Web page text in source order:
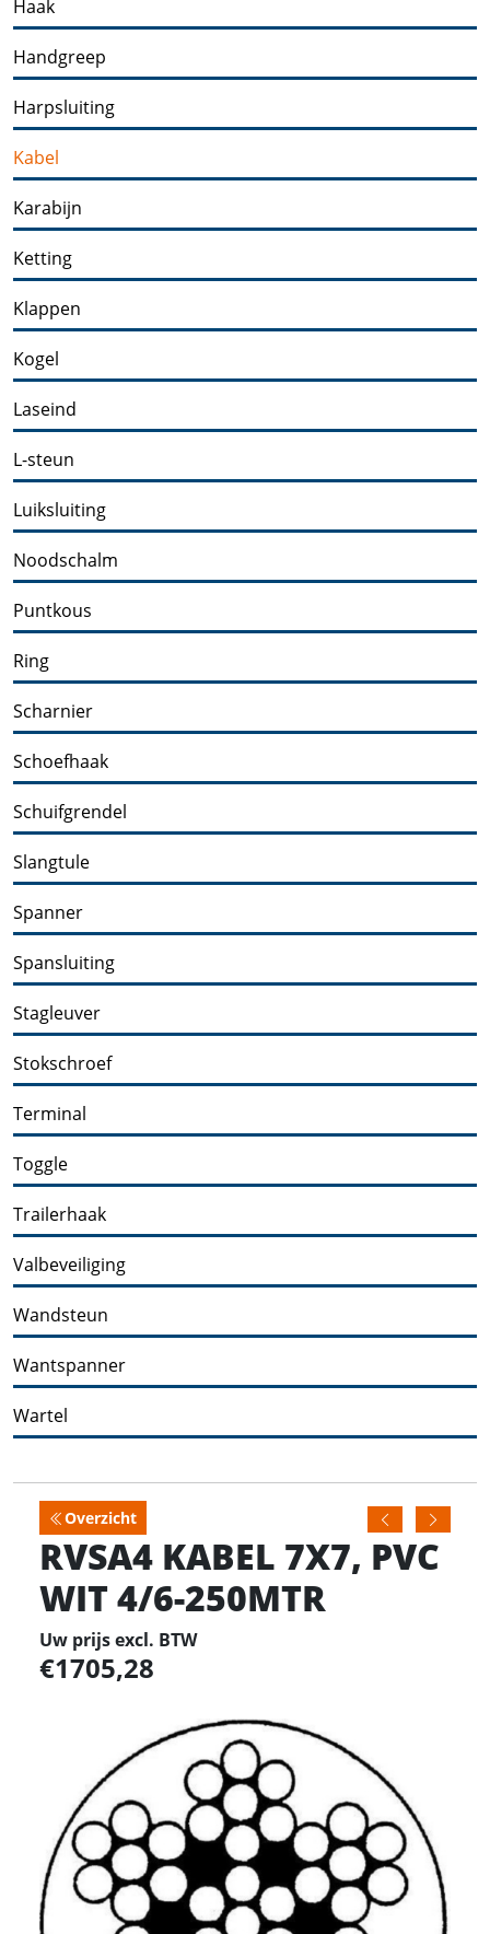
Haak
Handgreep
Harpsluiting
Kabel
Karabijn
Ketting
Klappen
Kogel
Laseind
L-steun
Luiksluiting
Noodschalm
Puntkous
Ring
Scharnier
Schoefhaak
Schuifgrendel
Slangtule
Spanner
Spansluiting
Stagleuver
Stokschroef
Terminal
Toggle
Trailerhaak
Valbeveiliging
Wandsteun
Wantspanner
Wartel
Overzicht
RVSA4 KABEL 7X7, PVC
WIT 4/6-250MTR
Uw prijs excl. BTW
1705,28